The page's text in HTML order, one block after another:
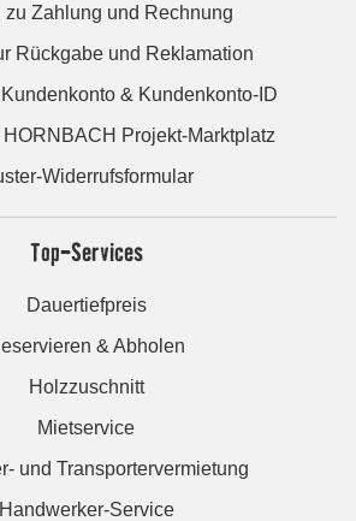
zu Zahlung und Rechnung
Rückgabe und Reklamation
& Kundenkonto-ID
HORNBACH Projekt-Marktplatz
Widerrufsformular
Top-Services
Dauertiefpreis
& Abholen
Holzzuschnitt
Mietservice
und Transportervermietung
Handwerker-Service